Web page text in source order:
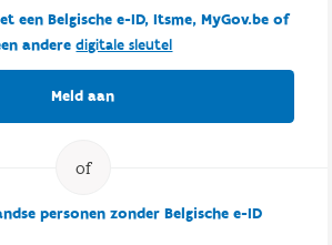
een Belgische e-ID, Itsme, MyGov.be of
anderedigitale sleutel
Meld aan
personen zonder Belgische e-ID